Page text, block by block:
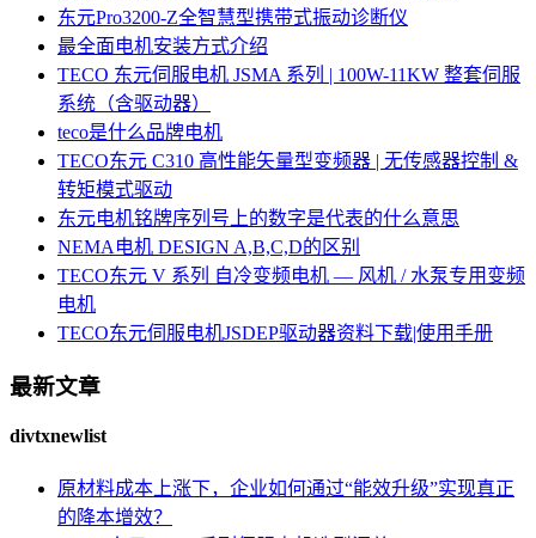
东元Pro3200-Z全智慧型携带式振动诊断仪
最全面电机安装方式介绍
TECO 东元伺服电机 JSMA 系列 | 100W-11KW 整套伺服
系统（含驱动器）
teco是什么品牌电机
TECO东元 C310 高性能矢量型变频器 | 无传感器控制 &
转矩模式驱动
东元电机铭牌序列号上的数字是代表的什么意思
NEMA电机 DESIGN A,B,C,D的区别
TECO东元 V 系列 自冷变频电机 — 风机 / 水泵专用变频
电机
TECO东元伺服电机JSDEP驱动器资料下载|使用手册
最新文章
divtxnewlist
原材料成本上涨下，企业如何通过“能效升级”实现真正
的降本增效？